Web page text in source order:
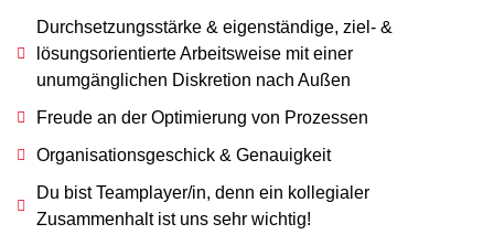
Durchsetzungsstärke & eigenständige, ziel- &
lösungsorientierte Arbeitsweise mit einer
unumgänglichen Diskretion nach Außen
Freude an der Optimierung von Prozessen
Organisationsgeschick & Genauigkeit
Du bist Teamplayer/in, denn ein kollegialer
Zusammenhalt ist uns sehr wichtig!